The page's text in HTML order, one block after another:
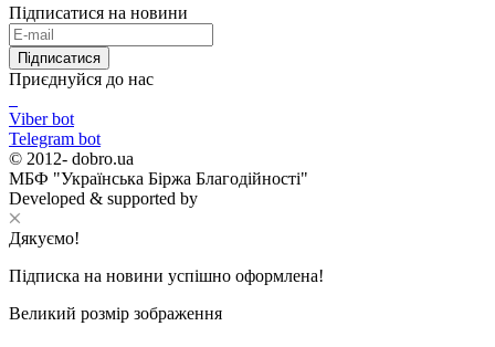
Підписатися на новини
Підписатися
Приєднуйся до нас
Viber bot
Telegram bot
© 2012- dobro.ua
МБФ "Українська Біржа Благодійності"
Developed & supported by
Дякуємо!
Підписка на новини успішно оформлена!
Великий розмір зображення